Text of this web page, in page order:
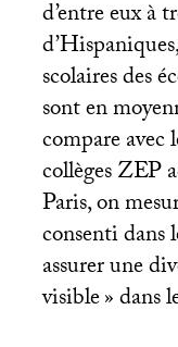
d’entre eux à
scolaires des
sont en
compare avec
collègesZEP
Paris, on
consenti dans
assurer une
visible» dans